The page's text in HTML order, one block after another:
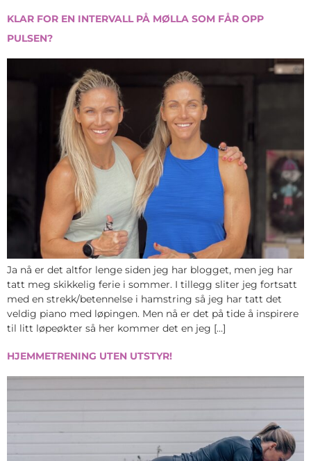
KLAR FOR EN INTERVALL PÅ MØLLA SOM FÅR OPP
PULSEN?
Ja nå er det altfor lenge siden jeg har blogget, men jeg har
tatt meg skikkelig ferie i sommer. I tillegg sliter jeg fortsatt
med en strekk/betennelse i hamstring så jeg har tatt det
veldig piano med løpingen. Men nå er det på tide å inspirere
til litt løpeøkter så her kommer det en jeg […]
HJEMMETRENING UTEN UTSTYR!